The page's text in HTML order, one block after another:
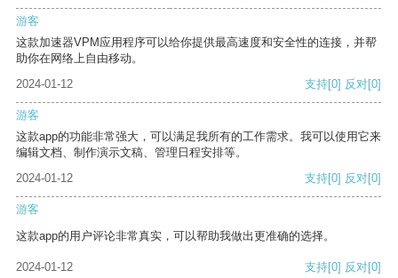
游客
这款加速器VPM应用程序可以给你提供最高速度和安全性的连接，并帮
助你在网络上自由移动。
2024-01-12
支持[0] 反对[0]
游客
这款app的功能非常强大，可以满足我所有的工作需求。我可以使用它来
编辑文档、制作演示文稿、管理日程安排等。
2024-01-12
支持[0] 反对[0]
游客
这款app的用户评论非常真实，可以帮助我做出更准确的选择。
2024-01-12 支持[0] 反对[0]